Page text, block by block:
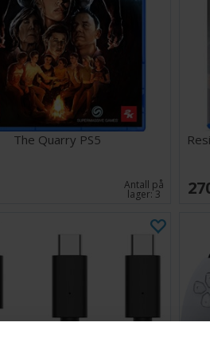
The Quarry PS5
Antall på
lager:3